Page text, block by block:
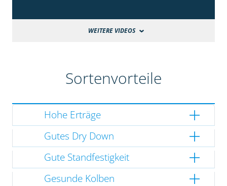
WEITERE VIDEOS
Sortenvorteile
Hohe Erträge
Gutes Dry Down
Gute Standfestigkeit
Gesunde Kolben